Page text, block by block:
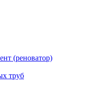
(реноватор)
труб